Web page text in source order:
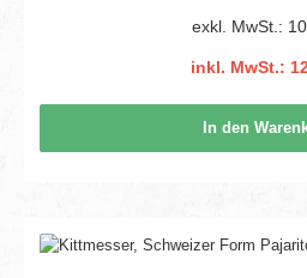
exkl. MwSt.:
inkl. MwSt.:
In den